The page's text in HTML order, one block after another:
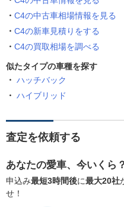
C4の中古車相場情報を見る
C4の新車見積りをする
C4の買取相場を調べる
似たタイプの車種を探す
ハッチバック
ハイブリッド
査定を依頼する
あなたの愛車、今いくら？
申込み最短3時間後に最大20社
せ！